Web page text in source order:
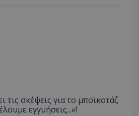
τις σκέψεις για το μποϊκοτάζ
εγγυήσεις...»!